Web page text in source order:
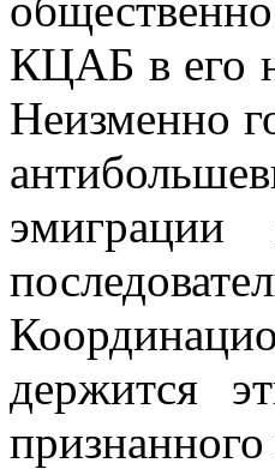
КЦАБ в его
Неизменно
держится